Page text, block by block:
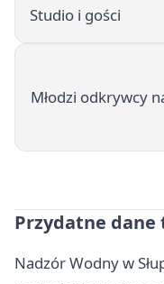
Studio i gości
Młodzi odkrywcy
Przydatne dane
Nadzór Wodny w